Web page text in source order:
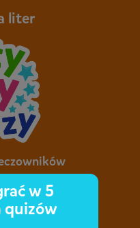
Squli
1
liter
i mnogiej
w 5
quizów